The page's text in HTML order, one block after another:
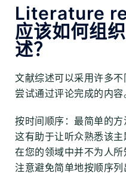
Literature
应该如何组
述？
文献综述可以采用许多
尝试通过评论完成的内容
按时间顺序：最简单的方
这有助于让听众熟悉该
在您的领域中并不为人
注意避免简单地按顺序